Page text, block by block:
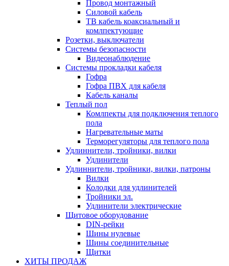
Провод монтажный
Силовой кабель
ТВ кабель коаксиальный и
комлпектующие
Розетки, выключатели
Системы безопасности
Видеонаблюдение
Системы прокладки кабеля
Гофра
Гофра ПВХ для кабеля
Кабель каналы
Теплый пол
Комлпекты для подключения теплого
пола
Нагревательные маты
Терморегуляторы для теплого пола
Удлиннители, тройники, вилки
Удлинители
Удлиннители, тройники, вилки, патроны
Вилки
Колодки для удлинителей
Тройники эл.
Удлинители электрические
Щитовое оборудование
DIN-рейки
Шины нулевые
Шины соединительные
Щитки
ХИТЫ ПРОДАЖ